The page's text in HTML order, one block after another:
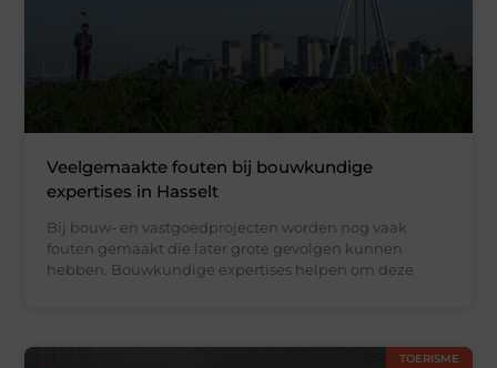
Veelgemaakte fouten bij bouwkundige
expertises in Hasselt
Bij bouw- en vastgoedprojecten worden nog vaak
fouten gemaakt die later grote gevolgen kunnen
hebben. Bouwkundige expertises helpen om deze
TOERISME